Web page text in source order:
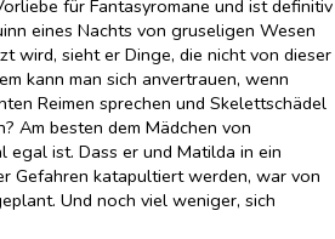
für Fantasyromane und ist definitiv
eines Nachts von gruseligen Wesen
wird, sieht er Dinge, die nicht von dieser
kann man sich anvertrauen, wenn
Reimen sprechen und Skelettschädel
Am besten dem Mädchen von
egal ist. Dass er und Matilda in ein
Gefahren katapultiert werden, war von
Und noch viel weniger, sich